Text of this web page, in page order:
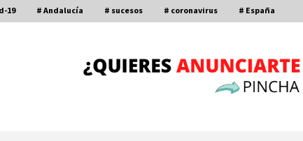
19 # Andalucía # sucesos # coronavirus # España